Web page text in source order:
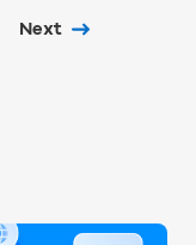
Next